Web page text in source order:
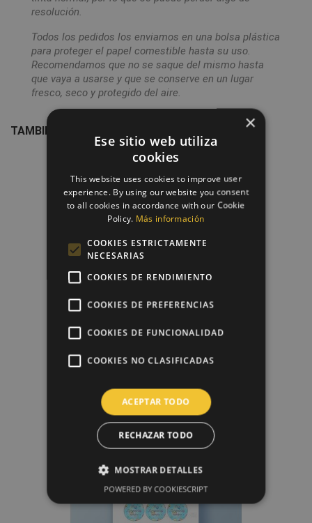
resolución.
Todos los pedidos los enviamos en una bolsa plástica
para proteger el papel comestible hasta su uso.
Recomendamos que no se saque del mismo hasta
que vaya a usarse y que se conserve en un lugar
fresco, seco y protegido del aire.
TAMBIÉN PODRÍA INTERESARLE
Diseño + Impresión Papel De...
×
Ese sitio web utiliza
cookies
This website uses cookies to improve user
experience. By using our website you consent
to all cookies in accordance with our Cookie
Policy. Más información
COOKIES ESTRICTAMENTE
NECESARIAS
COOKIES DE RENDIMIENTO
COOKIES DE PREFERENCIAS
COOKIES DE FUNCIONALIDAD
COOKIES NO CLASIFICADAS
ACEPTAR TODO
RECHAZAR TODO
MOSTRAR DETALLES
POWERED BY COOKIESCRIPT